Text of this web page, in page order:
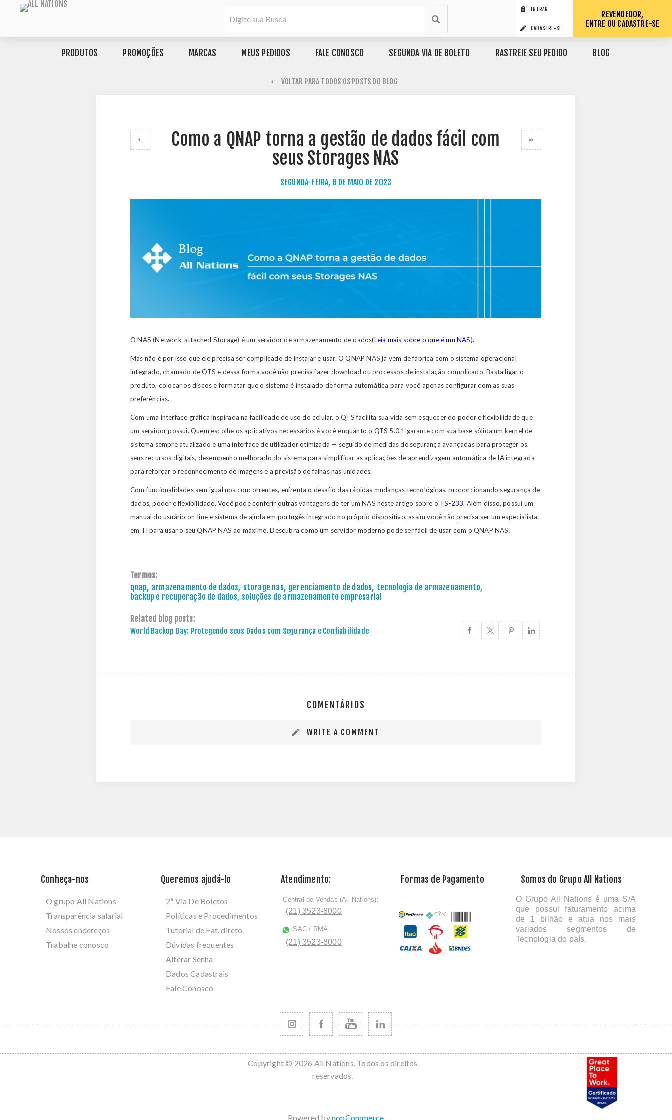
ENTRAR
CADASTRE-SE
REVENDEDOR,
ENTRE OU CADASTRE-SE
PRODUTOS PROMOÇÕES MARCAS MEUS PEDIDOS FALE CONOSCO SEGUNDA VIA DE BOLETO RASTREIE SEU PEDIDO BLOG
VOLTAR PARA TODOS OS POSTS DO BLOG
Como a QNAP torna a gestão de dados fácil com
seus Storages NAS
SEGUNDA-FEIRA, 8 DE MAIO DE 2023
O NAS (Network-attached Storage) é um servidor de armazenamento de dados(Leia mais sobre o que é um NAS).
Mas não é por isso que ele precisa ser complicado de instalar e usar. O QNAP NAS já vem de fábrica com o sistema operacional
integrado, chamado de QTS e dessa forma você não precisa fazer download ou processos de instalação complicado. Basta ligar o
produto, colocar os discos e formatar que o sistema é instalado de forma automática para você apenas configurar com as suas
preferências.
Com uma interface gráfica inspirada na facilidade de uso do celular, o QTS facilita sua vida sem esquecer do poder e flexibilidade que
um servidor possui. Quem escolhe os aplicativos necessários é você enquanto o QTS 5.0.1 garante com sua base sólida um kernel de
sistema sempre atualizado e uma interface de utilizador otimizada — seguido de medidas de segurança avançadas para proteger os
seus recursos digitais, desempenho melhorado do sistema para simplificar as aplicações de aprendizagem automática de IA integrada
para reforçar o reconhecimento de imagens e a previsão de falhas nas unidades.
Com funcionalidades sem igual nos concorrentes, enfrenta o desafio das rápidas mudanças tecnológicas, proporcionando segurança de
dados, poder e flexibilidade. Você pode conferir outras vantagens de ter um NAS neste artigo sobre o TS-233. Além disso, possui um
manual do usuário on-line e sistema de ajuda em portugês integrado no próprio dispositivo, assim você não precisa ser um especialista
em TI para usar o seu QNAP NAS ao máximo. Descubra como um servidor moderno pode ser fácil de usar com o QNAP NAS!
Termos:
qnap, armazenamento de dados, storage nas, gerenciamento de dados, tecnologia de armazenamento,
backup e recuperação de dados, soluções de armazenamento empresarial
Related blog posts:
World Backup Day: Protegendo seus Dados com Segurança e Confiabilidade
COMENTÁRIOS
WRITE A COMMENT
Conheça-nos
O grupo All Nations
Transparência salarial
Nossos endereços
Trabalhe conosco
Queremos ajudá-lo
2ª Via De Boletos
Políticas e Procedimentos
Tutorial de Fat. direto
Dúvidas frequentes
Alterar Senha
Dados Cadastrais
Fale Conosco
Atendimento:
ﾠCentral de Vendas (All Nations):
(21) 3523-8000
SAC / RMA:
(21) 3523-8000
Formas de Pagamento Somos do Grupo All Nations
O Grupo All Nations é uma S/A
que possui faturamento acima
de 1 bilhão e atua nos mais
variados segmentos de
Tecnologia do país.
Copyright © 2026 All Nations. Todos os direitos
reservados.
Powered bynopCommerce